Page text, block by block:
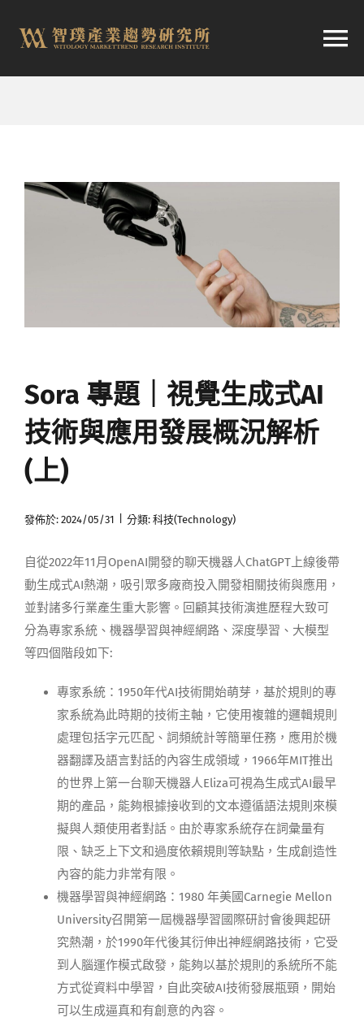
容
媒體曝光
會員帳號
Sora 專題｜視覺生成式AI
技術與應用發展概況解析
(上)
發佈於: 2024/05/31 分類: 科技(Technology)
自從2022年11月OpenAI開發的聊天機器人ChatGPT上線後帶
動生成式AI熱潮，吸引眾多廠商投入開發相關技術與應用，
並對諸多行業產生重大影響。回顧其技術演進歷程大致可
分為專家系統、機器學習與神經網路、深度學習、大模型
等四個階段如下:
專家系統：1950年代AI技術開始萌芽，基於規則的專
家系統為此時期的技術主軸，它使用複雜的邏輯規則
處理包括字元匹配、詞頻統計等簡單任務，應用於機
器翻譯及語言對話的內容生成領域，1966年MIT推出
的世界上第一台聊天機器人Eliza可視為生成式AI最早
期的產品，能夠根據接收到的文本遵循語法規則來模
擬與人類使用者對話。由於專家系統存在詞彙量有
限、缺乏上下文和過度依賴規則等缺點，生成創造性
內容的能力非常有限。
機器學習與神經網路：1980 年美國Carnegie Mellon
University召開第一屆機器學習國際研討會後興起研
究熱潮，於1990年代後其衍伸出神經網路技術，它受
到人腦運作模式啟發，能夠以基於規則的系統所不能
方式從資料中學習，自此突破AI技術發展瓶頸，開始
可以生成逼真和有創意的內容。